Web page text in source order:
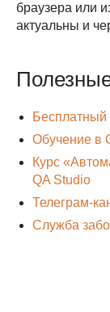
браузера или
актуальны и
Бесплатный
Обучение в
Курс
QA Studio
Телеграм-
Служба